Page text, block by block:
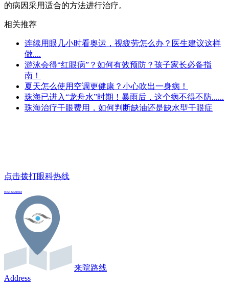
的病因采用适合的方法进行治疗。
相关推荐
连续用眼几小时看奥运，视疲劳怎么办？医生建议这样
做....
游泳会得“红眼病”？如何有效预防？孩子家长必备指
南！
夏天怎么使用空调更健康？小心吹出一身病！
珠海已进入“龙舟水”时期！暴雨后，这个病不得不防......
珠海治疗干眼费用，如何判断缺油还是缺水型干眼症
点击拨打眼科热线
0756-6321018
来院路线
Address